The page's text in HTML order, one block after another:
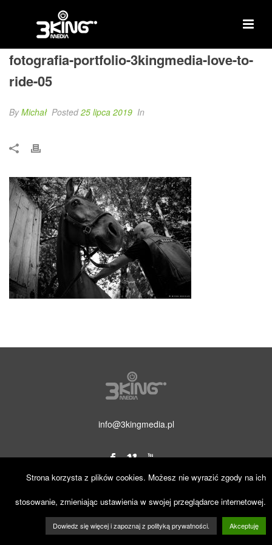
fotografia-portfolio-3kingmedia-love-to-
ride-05
ByMichał Posted25 lipca 2019 In
info@3kingmedia.pl
© 2019 3KINGmedia. Wszelkie prawa zastrzeżone.
Strona korzysta z plików cookies. Możesz nie wyrazić zgody na ich
stosowanie, zmieniając ustawienia w swojej przeglądarce internetowej.
Dowiedz się więcej i zapoznaj z polityką prywatności. Akceptuję